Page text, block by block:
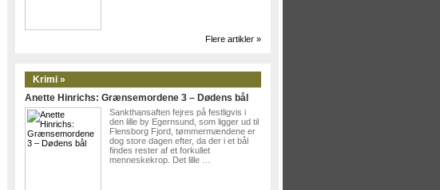
Flere artikler »
Krimi »
Anette Hinrichs: Grænsemordene 3 – Dødens bål
Sankthansaften fejres på festligvis i
den lille by Egernsund, som ligger ud til
Flensborg Fjord, tømmermændene er
dog store dagen efter, da der i et bål
findes rester af et forkullet
menneskekrop. Det lille …